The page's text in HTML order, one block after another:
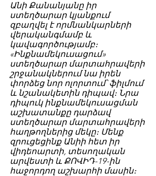
Անի Քանանյանը իր
ստեղծարար կյանքում
զբաղվել է որմնանկարների
վերականգմամբ և
կավագործությամբ։
«Ինքնամեկուսացում»
ստեղծարար մարտահրավերի
շրջանակներում նա իրեն
փորձեց նոր ոլորտում՝ ֆիլմում
և նշանակետին դիպավ։ Նրա
դիպուկ ինքնամեկուսացման
աշխատանքը դարձավ
ստեղծարար մարտահրավերի
հաղթողներից մեկը։ Մենք
զրուցեցինք Անիի հետ իր
վիդեոարտի, տեսողական
արվեստի և ՔՈՎԻԴ-19-ին
հաջորդող աշխարհի մասին։